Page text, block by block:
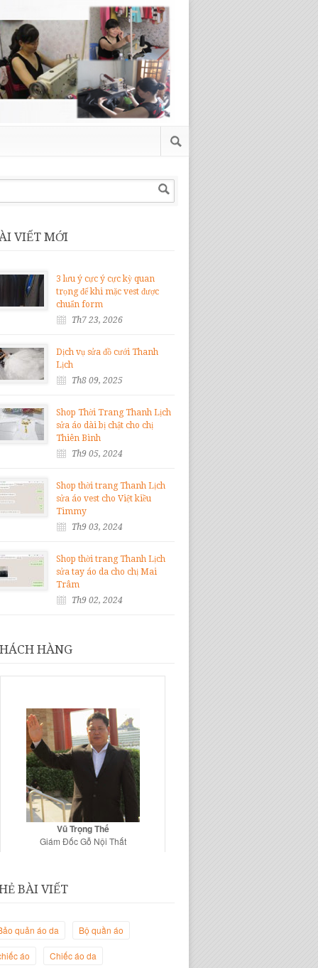
VIẾT MỚI
3 lưu ý cực ý cực kỳ quan
trọng để khi mặc vest được
chuẩn form
Th7 23, 2026
Dịch vụ sửa đồ cưới Thanh
Lịch
Th8 09, 2025
Shop Thời Trang Thanh Lịch
sửa áo dài bị chật cho chị
Thiên Bình
Th9 05, 2024
Shop thời trang Thanh Lịch
sửa áo vest cho Việt kiều
Timmy
Th9 03, 2024
Shop thời trang Thanh Lịch
sửa tay áo da cho chị Mai
Trâm
Th9 02, 2024
HÀNG
Vũ Trọng Thế
Giám Đốc Gỗ Nội Thất
BÀI VIẾT
quản áo da Bộ quần áo
áo Chiếc áo da